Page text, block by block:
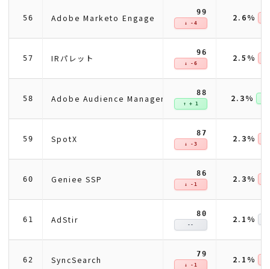
56 Adobe Marketo Engage
99
↓ -4 2.6%
57 IRパレット
96
↓ -6 2.5%
58 Adobe Audience Manager
88
↑ + 1 2.3%
59 SpotX
87
↓ -3 2.3%
60 Geniee SSP
86
↓ -1 2.3%
61 AdStir
80
-- 2.1%
62 SyncSearch
79
↓ -1 2.1%